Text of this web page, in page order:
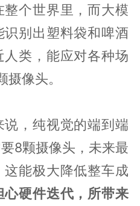
个世界里，而大模
别出塑料袋和啤酒
类，能应对各种场
像头。
，纯视觉的端到端
8颗摄像头，未来最
能极大降低整车成
心硬件迭代，所带来